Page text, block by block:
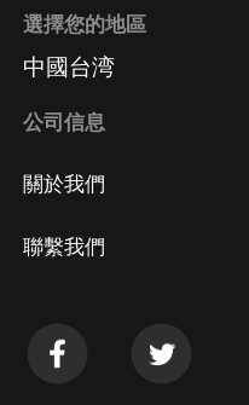
選擇您的地區
中國台湾
公司信息
關於我們
聯繫我們